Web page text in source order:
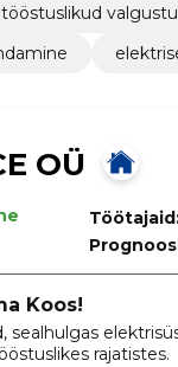
tööstuslikud
OÜ
Koos!
sealhulgas
rajatistes.